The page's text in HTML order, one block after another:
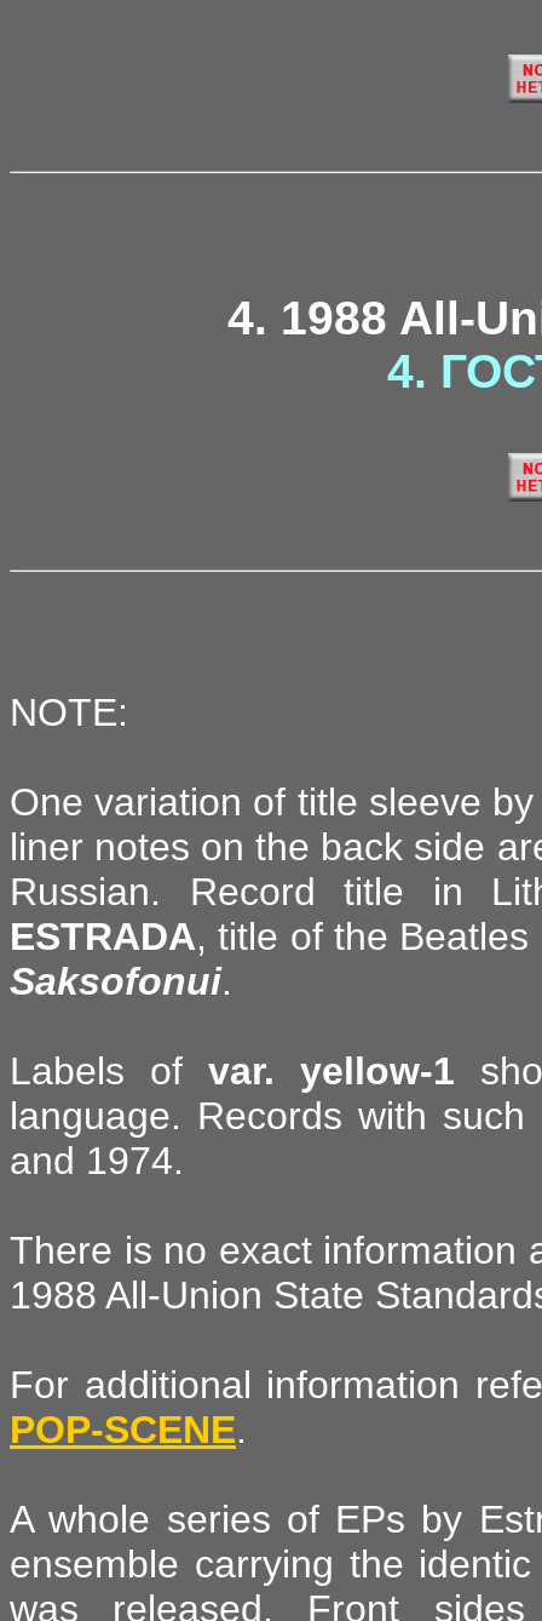
4. 1988 All-
4.
NOTE:
One variation of title sleeve
liner notes on the back side
Russian. Record title in
ESTRADA, title of the
Saksofonui.
Labels of var. yellow-1
language. Records with
and 1974.
There is no exact information
1988 All-Union State
For additional information
POP-SCENE.
A whole series of EPs by
ensemble carrying the
was released. Front